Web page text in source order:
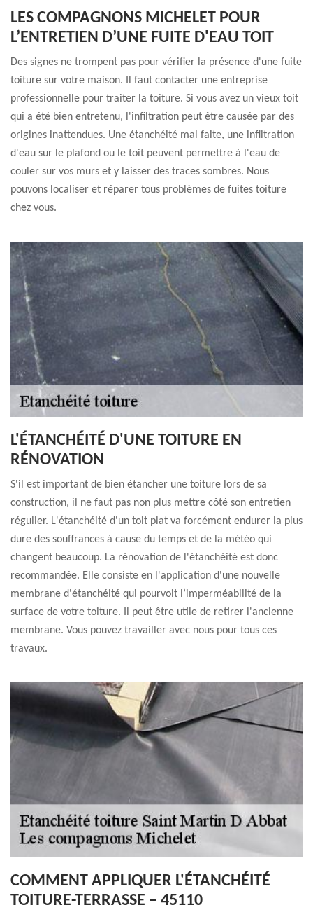
LES COMPAGNONS MICHELET POUR
L’ENTRETIEN D’UNE FUITE D'EAU TOIT
Des signes ne trompent pas pour vérifier la présence d'une fuite
toiture sur votre maison. Il faut contacter une entreprise
professionnelle pour traiter la toiture. Si vous avez un vieux toit
qui a été bien entretenu, l'infiltration peut être causée par des
origines inattendues. Une étanchéité mal faite, une infiltration
d'eau sur le plafond ou le toit peuvent permettre à l'eau de
couler sur vos murs et y laisser des traces sombres. Nous
pouvons localiser et réparer tous problèmes de fuites toiture
chez vous.
L'ÉTANCHÉITÉ D'UNE TOITURE EN
RÉNOVATION
S'il est important de bien étancher une toiture lors de sa
construction, il ne faut pas non plus mettre côté son entretien
régulier. L'étanchéité d'un toit plat va forcément endurer la plus
dure des souffrances à cause du temps et de la météo qui
changent beaucoup. La rénovation de l'étanchéité est donc
recommandée. Elle consiste en l'application d'une nouvelle
membrane d'étanchéité qui pourvoit l’imperméabilité de la
surface de votre toiture. Il peut être utile de retirer l'ancienne
membrane. Vous pouvez travailler avec nous pour tous ces
travaux.
COMMENT APPLIQUER L'ÉTANCHÉITÉ
TOITURE-TERRASSE – 45110